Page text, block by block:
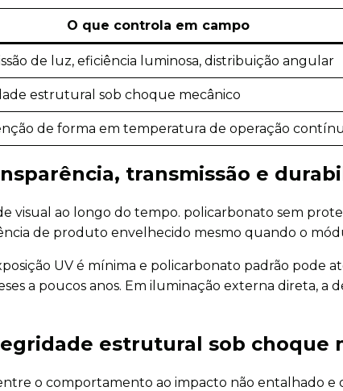
O que controla em campo
de luz, eficiência luminosa, distribuição angular
estrutural sob choque mecânico
de forma em temperatura de operação
transmissão e
visual ao longo do tempo. policarbonato sem
de produto envelhecido mesmo quando o
UV é mínima e policarbonato padrão pode
a poucos anos. Em iluminação externa direta, a
estrutural sob choque
o comportamento ao impacto não entalhado